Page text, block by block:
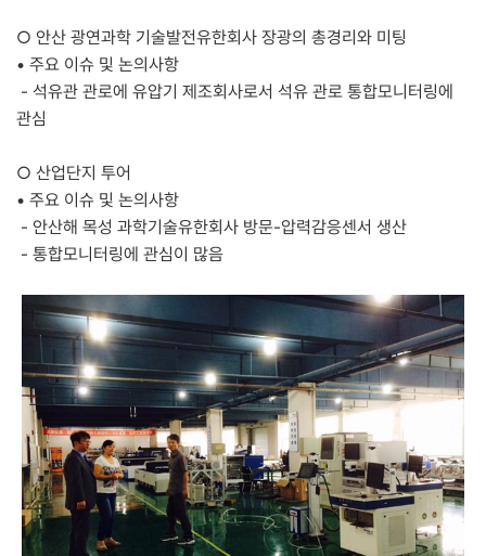
○ 안산 광연과학 기술발전유한회사 장광의 총경리와 미팅
• 주요 이슈 및 논의사항
- 석유관 관로에 유압기 제조회사로서 석유 관로 통합모니터링에
관심
○ 산업단지 투어
• 주요 이슈 및 논의사항
- 안산해 목성 과학기술유한회사 방문-압력감응센서 생산
- 통합모니터링에 관심이 많음